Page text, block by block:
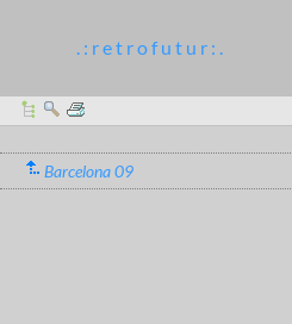
. : r e t r o f u t u r : .
Barcelona 09